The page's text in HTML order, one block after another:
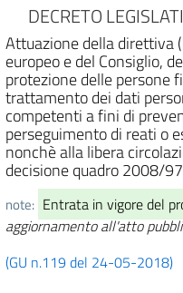
DECRETO
Attuazione della direttiva
europeo e del Consiglio,
protezione delle persone
trattamento dei dati
competenti a fini di
perseguimento di reati o
nonchè alla libera
decisione quadro 2008/
note: Entrata in vigore del
aggiornamento all'atto
(GU n.119 del 24-05-2018)